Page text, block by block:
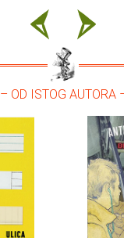
– OD ISTOG AUTORA